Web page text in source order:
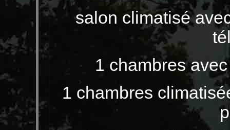
salon climatisé
1 chambres
1 chambres